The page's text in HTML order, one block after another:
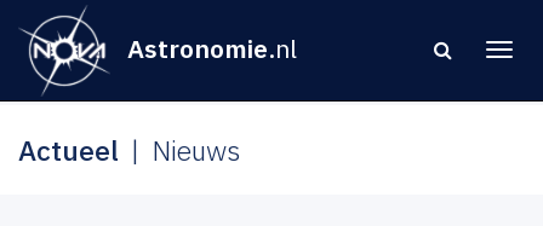
Astronomie.nl
Actueel Nieuws